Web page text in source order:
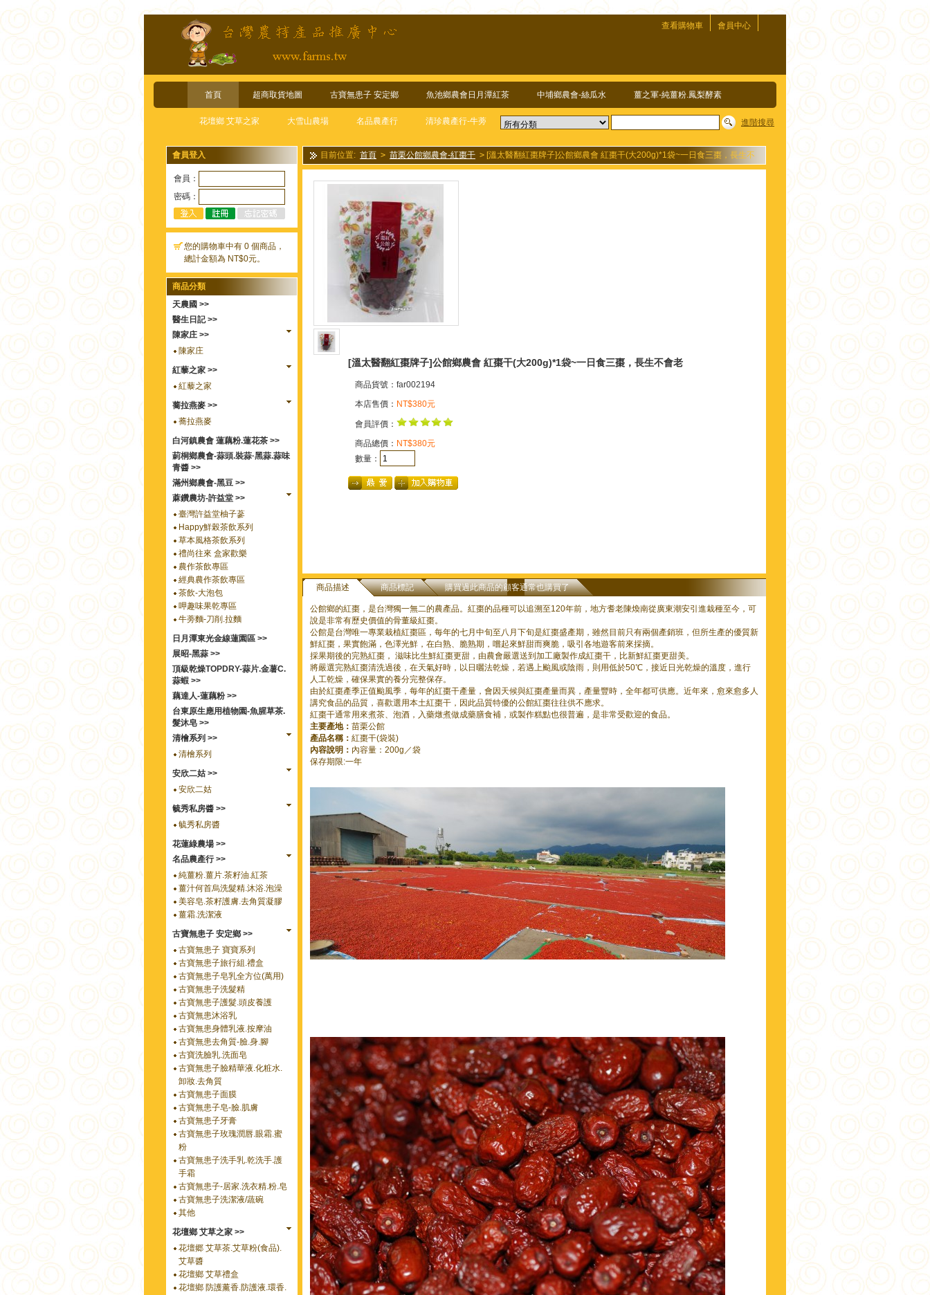
查看購物車 會員中心
首頁 超商取貨地圖 古寶無患子 安定鄉 魚池鄉農會日月潭紅茶 中埔鄉農會-絲瓜水 薑之軍-純薑粉.鳳梨酵素
花壇鄉 艾草之家 大雪山農場 名品農產行 清珍農產行-牛蒡 進階搜尋
會員登入
會員：
密碼：
您的購物車中有 0 個商品，
總計金額為 NT$0元。
商品分類
天農國 >>
醫生日記 >>
陳家庄 >>
陳家庄
紅藜之家 >>
紅藜之家
蕎拉燕麥 >>
蕎拉燕麥
白河鎮農會 蓮藕粉.蓮花茶 >>
莿桐鄉農會-蒜頭.裝蒜·黑蒜.蒜味
青醬 >>
滿州鄉農會-黑豆 >>
蔴鑽農坊-許益堂 >>
臺灣許益堂柚子蔘
Happy鮮榖茶飲系列
草本風格茶飲系列
禮尚往來 盒家歡樂
農作茶飲專區
經典農作茶飲專區
茶飲-大泡包
呷趣味果乾專區
牛蒡麵-刀削.拉麵
日月潭東光金線蓮園區 >>
展昭-黑蒜 >>
頂級乾燥TOPDRY-蒜片.金薯C.
蒜蝦 >>
藕達人-蓮藕粉 >>
台東原生應用植物園-魚腥草茶.
髮沐皂 >>
清檜系列 >>
清檜系列
安欣二姑 >>
安欣二姑
毓秀私房醬 >>
毓秀私房醬
花蓮綠農場 >>
名品農產行 >>
純薑粉.薑片.茶籽油.紅茶
薑汁何首烏洗髮精.沐浴.泡澡
美容皂.茶籽護膚.去角質凝膠
薑霜.洗潔液
古寶無患子 安定鄉 >>
古寶無患子 寶寶系列
古寶無患子旅行組.禮盒
古寶無患子皂乳全方位(萬用)
古寶無患子洗髮精
古寶無患子護髮.頭皮養護
古寶無患沐浴乳
古寶無患身體乳液.按摩油
古寶無患去角質-臉.身.腳
古寶洗臉乳.洗面皂
古寶無患子臉精華液.化粧水.
卸妝.去角質
古寶無患子面膜
古寶無患子皂-臉.肌膚
古寶無患子牙膏
古寶無患子玫瑰潤唇.眼霜.蜜
粉
古寶無患子洗手乳.乾洗手.護
手霜
古寶無患子-居家.洗衣精.粉.皂
古寶無患子洗潔液/蔬碗
其他
花壇鄉 艾草之家 >>
花壇郷 艾草茶.艾草粉(食品).
艾草醬
花壇鄉 艾草禮盒
花壇鄉 防護薰香.防護液.環香.
目前位置: 首頁 > 苗栗公館鄉農會-紅棗干 > [溫太醫翻紅棗牌子]公館鄉農會 紅棗干(大200g)*1袋~一日食三棗，長生不
會老
[溫太醫翻紅棗牌子]公館鄉農會 紅棗干(大200g)*1袋~一日食三棗，長生不會老
商品貨號：far002194
本店售價： NT$380元
會員評價：
商品總價： NT$380元
數量：
商品描述 商品標記 購買過此商品的顧客通常也購買了
公館鄉的紅棗，是台灣獨一無二的農產品。紅棗的品種可以追溯至120年前，地方耆老陳煥南從廣東潮安引進栽種至今，可
說是非常有歷史價值的骨董級紅棗。
公館是台灣唯一專業栽植紅棗區，每年的七月中旬至八月下旬是紅棗盛產期，雖然目前只有兩個產銷班，但所生產的優質新
鮮紅棗，果實飽滿，色澤光鮮，在白熟、脆熟期，嚐起來鮮甜而爽脆，吸引各地遊客前來採摘。
採果期後的完熟紅棗， 滋味比生鮮紅棗更甜，由農會嚴選送到加工廠製作成紅棗干，比新鮮紅棗更甜美。
將嚴選完熟紅棗清洗過後，在天氣好時，以日曬法乾燥，若遇上颱風或陰雨，則用低於50℃，接近日光乾燥的溫度，進行
人工乾燥，確保果實的養分完整保存。
由於紅棗產季正值颱風季，每年的紅棗干產量，會因天候與紅棗產量而異，產量豐時，全年都可供應。近年來，愈來愈多人
講究食品的品質，喜歡選用本土紅棗干，因此品質特優的公館紅棗往往供不應求。
紅棗干通常用來煮茶、泡酒，入藥燉煮做成藥膳食補，或製作糕點也很普遍，是非常受歡迎的食品。
主要產地： 苗栗公館
產品名稱： 紅棗干(袋裝)
內容說明： 內容量：200g／袋
保存期限:一年